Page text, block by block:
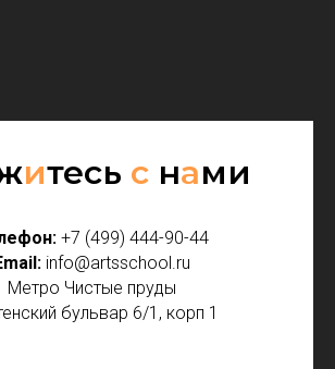
итесь с нами
+7 (499) 444-90-44
info@artsschool.ru
Метро Чистые пруды
бульвар 6/1, корп 1